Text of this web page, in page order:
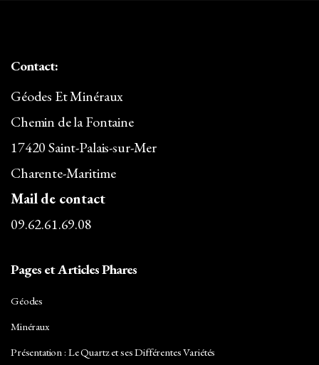
Contact:
Géodes Et Minéraux
Chemin de la Fontaine
17420 Saint-Palais-sur-Mer
Charente-Maritime
Mail de contact
09.62.61.69.08
Pages et Articles Phares
Géodes
Minéraux
Présentation : Le Quartz et ses Différentes Variétés